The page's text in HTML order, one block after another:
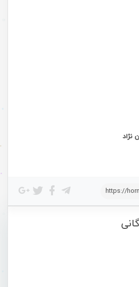
نژاد
https://